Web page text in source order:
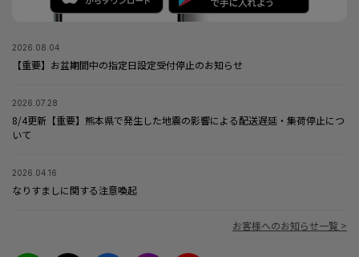
2026.08.04
【重要】お盆期間中の指定日設定受付停止のお知らせ
2026.07.28
8/4更新【重要】熊本県で発生した地震の影響による配送遅延・集荷停止につ
いて
2026.04.16
なりすましに関する注意喚起
お客様へのお知らせ一覧 >